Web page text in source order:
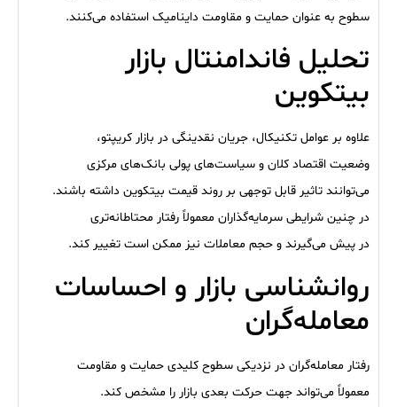
سطوح به عنوان حمایت و مقاومت داینامیک استفاده می‌کنند.
تحلیل فاندامنتال بازار
بیتکوین
علاوه بر عوامل تکنیکال، جریان نقدینگی در بازار کریپتو،
وضعیت اقتصاد کلان و سیاست‌های پولی بانک‌های مرکزی
می‌توانند تاثیر قابل توجهی بر روند قیمت بیتکوین داشته باشند.
در چنین شرایطی سرمایه‌گذاران معمولاً رفتار محتاطانه‌تری
در پیش می‌گیرند و حجم معاملات نیز ممکن است تغییر کند.
روانشناسی بازار و احساسات
معامله‌گران
رفتار معامله‌گران در نزدیکی سطوح کلیدی حمایت و مقاومت
معمولاً می‌تواند جهت حرکت بعدی بازار را مشخص کند.